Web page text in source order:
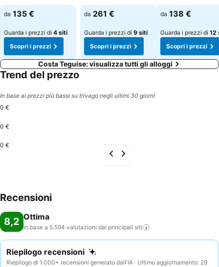
da 135 €
Guarda i prezzi di 4 siti
Scopri i prezzi
da 261 €
Guarda i prezzi di 9 siti
Scopri i prezzi
da 138 €
Guarda i prezzi di 12
Scopri i prezzi
Costa Teguise: visualizza tutti gli alloggi
Trend del prezzo
In base ai prezzi più bassi su trivago negli ultimi 30 giorni
0 €
0 €
0 €
Recensioni
8,2 Ottima
in base a 5.594 valutazioni dai principali siti
Riepilogo recensioni
Riepilogo di 1.000+ recensioni generato dall'IA · Ultimo aggiornamento: 29